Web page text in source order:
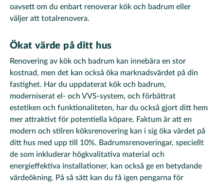
oavsett om du enbart renoverar kök och badrum eller
väljer att totalrenovera.
Ökat värde på ditt hus
Renovering av kök och badrum kan innebära en stor
kostnad, men det kan också öka marknadsvärdet på din
fastighet. Har du uppdaterat kök och badrum,
moderniserat el- och VVS-system, och förbättrat
estetiken och funktionaliteten, har du också gjort ditt hem
mer attraktivt för potentiella köpare. Faktum är att en
modern och stilren köksrenovering kan i sig öka värdet på
ditt hus med upp till 10%. Badrumsrenoveringar, speciellt
de som inkluderar högkvalitativa material och
energieffektiva installationer, kan också ge en betydande
värdeökning. På så sätt kan du få igen pengarna för